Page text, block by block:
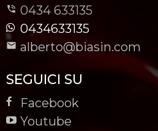
0434 633135
0434633135
alberto@biasin.com
SEGUICI SU
Facebook
Youtube